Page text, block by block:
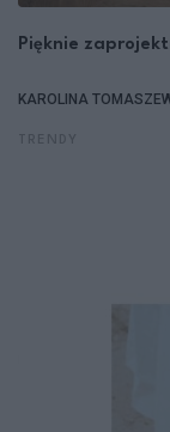
Pięknie
KAROLINA